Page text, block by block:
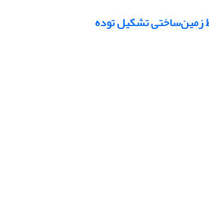
زمین‌ساختی تشکیل توده